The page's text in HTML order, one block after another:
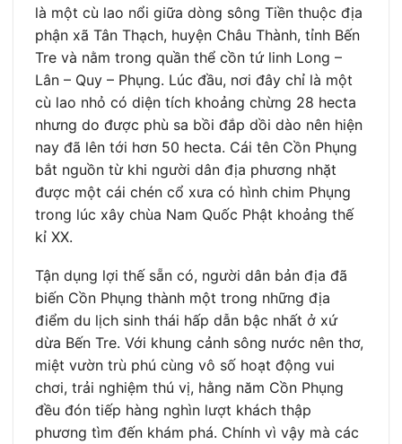
là một cù lao nổi giữa dòng sông Tiền thuộc địa
phận xã Tân Thạch, huyện Châu Thành, tỉnh Bến
Tre và nằm trong quần thể cồn tứ linh Long –
Lân – Quy – Phụng. Lúc đầu, nơi đây chỉ là một
cù lao nhỏ có diện tích khoảng chừng 28 hecta
nhưng do được phù sa bồi đắp dồi dào nên hiện
nay đã lên tới hơn 50 hecta. Cái tên Cồn Phụng
bắt nguồn từ khi người dân địa phương nhặt
được một cái chén cổ xưa có hình chim Phụng
trong lúc xây chùa Nam Quốc Phật khoảng thế
kỉ XX.
Tận dụng lợi thế sẵn có, người dân bản địa đã
biến Cồn Phụng thành một trong những địa
điểm du lịch sinh thái hấp dẫn bậc nhất ở xứ
dừa Bến Tre. Với khung cảnh sông nước nên thơ,
miệt vườn trù phú cùng vô số hoạt động vui
chơi, trải nghiệm thú vị, hằng năm Cồn Phụng
đều đón tiếp hàng nghìn lượt khách thập
phương tìm đến khám phá. Chính vì vậy mà các